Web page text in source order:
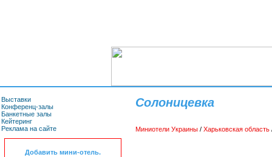
Выставки
Конференц-залы
Банкетные залы
Кейтеринг
Реклама на сайте
Добавить мини-отель.
Солоницевка
Миниотели Украины / Харьковская область